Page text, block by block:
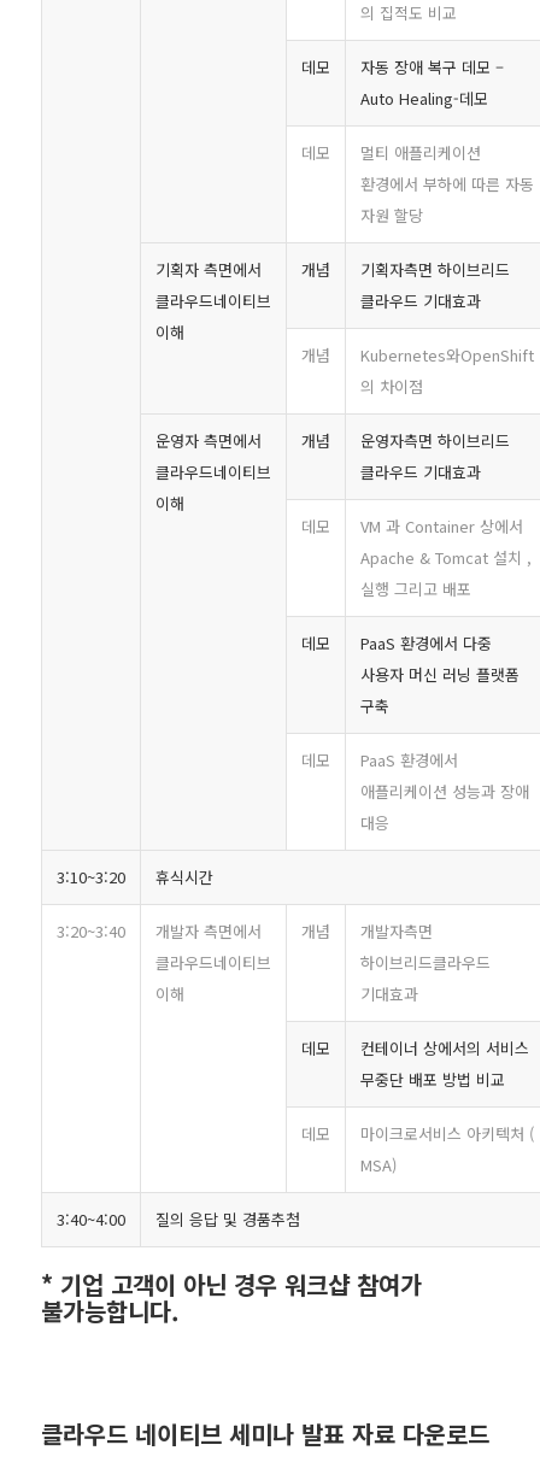
의 집적도 비교
데모
자동 장애 복구 데모 –
Auto Healing-데모
데모
멀티 애플리케이션
환경에서 부하에 따른 자동
자원 할당
기획자 측면에서
클라우드네이티브
이해
개념
기획자측면 하이브리드
클라우드 기대효과
개념
Kubernetes와OpenShift
의 차이점
운영자 측면에서
클라우드네이티브
이해
개념
운영자측면 하이브리드
클라우드 기대효과
데모
VM 과 Container 상에서
Apache & Tomcat 설치 ,
실행 그리고 배포
데모
PaaS 환경에서 다중
사용자 머신 러닝 플랫폼
구축
데모
PaaS 환경에서
애플리케이션 성능과 장애
대응
3:10~3:20 휴식시간
3:20~3:40
개발자 측면에서
클라우드네이티브
이해
개념
개발자측면
하이브리드클라우드
기대효과
데모
컨테이너 상에서의 서비스
무중단 배포 방법 비교
데모
마이크로서비스 아키텍처 (
MSA)
3:40~4:00 질의 응답 및 경품추첨
* 기업 고객이 아닌 경우 워크샵 참여가
불가능합니다.
클라우드 네이티브 세미나 발표 자료 다운로드